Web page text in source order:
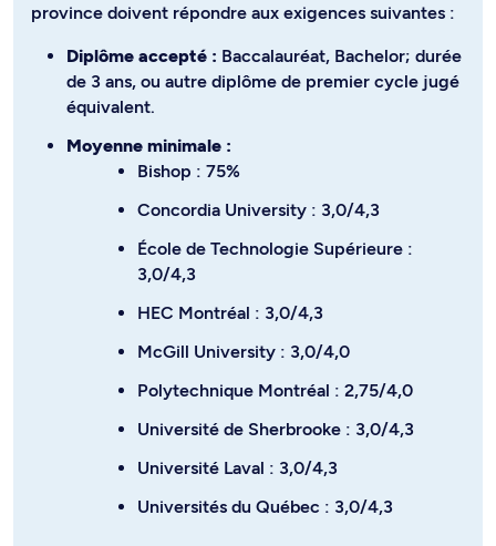
province doivent répondre aux exigences suivantes :
Diplôme accepté : Baccalauréat, Bachelor; durée
de 3 ans, ou autre diplôme de premier cycle jugé
équivalent.
Moyenne minimale :
Bishop : 75%
Concordia University : 3,0/4,3
École de Technologie Supérieure :
3,0/4,3
HEC Montréal : 3,0/4,3
McGill University : 3,0/4,0
Polytechnique Montréal : 2,75/4,0
Université de Sherbrooke : 3,0/4,3
Université Laval : 3,0/4,3
Universités du Québec : 3,0/4,3